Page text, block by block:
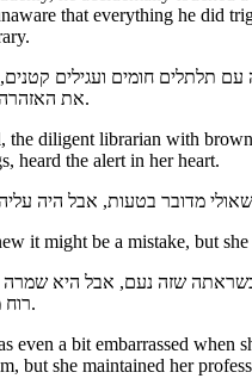
that everything he did
עם תלתלים חומים ועגילים
את האזהרה בליבה.
the diligent librarian with
heard the alert in her heart.
it might be a mistake, but
שזה נעם, אבל היא שמרה
רוח מקצועי.
even a bit embarrassed when
but she maintained her